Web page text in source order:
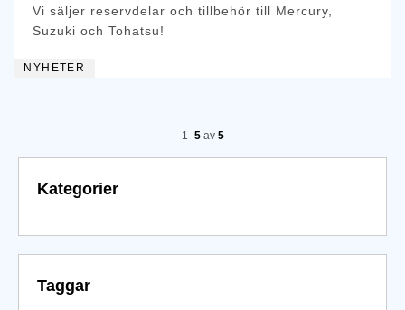
Vi säljer reservdelar och tillbehör till Mercury,
Suzuki och Tohatsu!
NYHETER
1–5av 5
Kategorier
Taggar